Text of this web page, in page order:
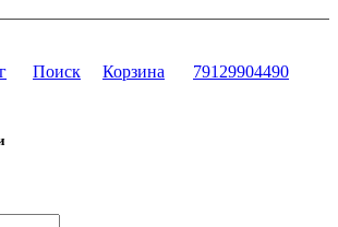
Поиск Корзина 79129904490